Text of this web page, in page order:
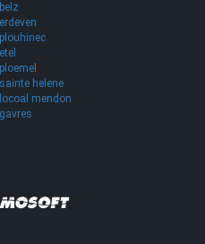
helene
mendon